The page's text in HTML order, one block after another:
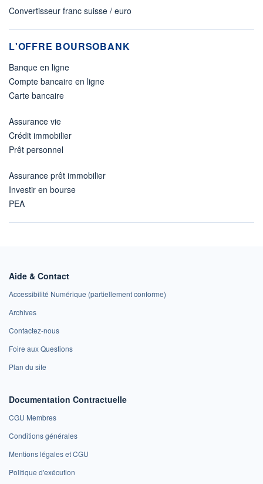
Convertisseur franc suisse / euro
L'OFFRE BOURSOBANK
Banque en ligne
Compte bancaire en ligne
Carte bancaire
Assurance vie
Crédit immobilier
Prêt personnel
Assurance prêt immobilier
Investir en bourse
PEA
Aide & Contact
Accessibilité Numérique (partiellement conforme)
Archives
Contactez-nous
Foire aux Questions
Plan du site
Documentation Contractuelle
CGU Membres
Conditions générales
Mentions légales et CGU
Politique d'exécution